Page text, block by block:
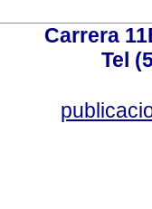
Carrera
Tel